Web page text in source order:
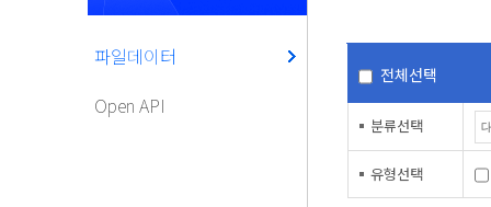
파일데이터
Open API
전체선택
분류선택
유형선택